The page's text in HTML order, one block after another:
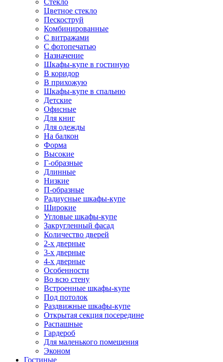
Стекло
Цветное стекло
Пескоструй
Комбинированные
С витражами
С фотопечатью
Назначение
Шкафы-купе в гостиную
В коридор
В прихожую
Шкафы-купе в спальню
Детские
Офисные
Для книг
Для одежды
На балкон
Форма
Высокие
Г-образные
Длинные
Низкие
П-образные
Радиусные шкафы-купе
Широкие
Угловые шкафы-купе
Закругленный фасад
Количество дверей
2-х дверные
3-х дверные
4-х дверные
Особенности
Во всю стену
Встроенные шкафы-купе
Под потолок
Раздвижные шкафы-купе
Открытая секция посередине
Распашные
Гардероб
Для маленького помещения
Эконом
Гостиные